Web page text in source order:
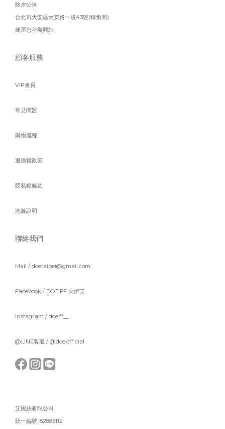
除夕公休
台北市大安區大安路一段43號(轉角間)
捷運忠孝復興站
顧客服務
VIP會員
常見問題
購物流程
退換貨政策
隱私權條款
洗滌說明
聯絡我們
Mail / doetaipei@gmail.com
Facebook / DOE.FF 朵伊芙
Instagram / doe.ff__
@LINE客服 / @doe.official
艾鋭絲有限公司
統一編號: 82885112